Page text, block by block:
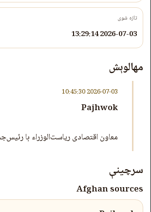
تازه شوی
2026-07-03 13:29:14
مهالوېش
2026-07-03 10:45:30
Pajhwok
معاون اقتصادی ریاست‌الوزراء با
سرچینې
Afghan sources